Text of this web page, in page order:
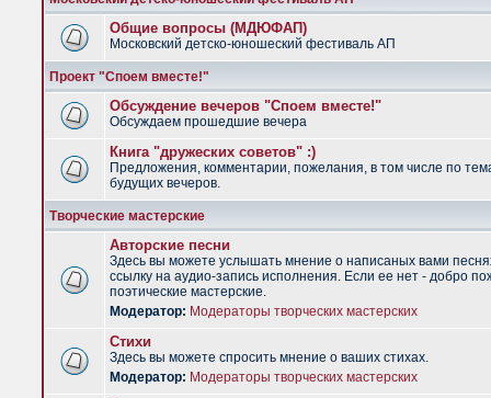
Общие вопросы (МДЮФАП)
Московский детско-юношеский фестиваль АП
Проект "Споем вместе!"
Обсуждение вечеров "Споем вместе!"
Обсуждаем прошедшие вечера
Книга "дружеских советов" :)
Предложения, комментарии, пожелания, в том числе по
будущих вечеров.
Творческие мастерские
Авторские песни
Здесь вы можете услышать мнение о написаных вами
ссылку на аудио-запись исполнения. Если ее нет - добро
поэтические мастерские.
Модератор: Модераторы творческих мастерских
Стихи
Здесь вы можете спросить мнение о ваших стихах.
Модератор: Модераторы творческих мастерских